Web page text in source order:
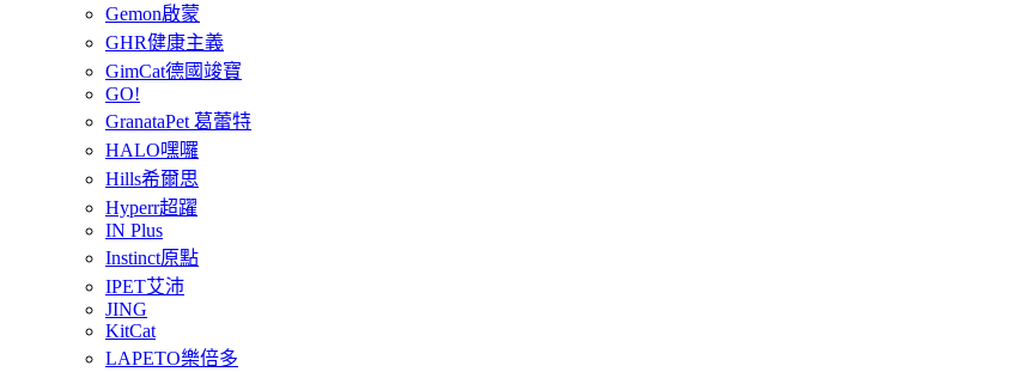
Gemon啟蒙
GHR健康主義
GimCat德國竣寶
GO!
GranataPet 葛蕾特
HALO嘿囉
Hills希爾思
Hyperr超躍
IN Plus
Instinct原點
IPET艾沛
JING
KitCat
LAPETO樂倍多